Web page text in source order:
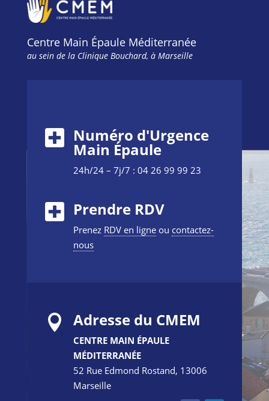
Centre Main Épaule Méditerranée
au sein de la Clinique Bouchard, à Marseille
Numéro d'Urgence
Main Épaule
24h/24 – 7j/7 : 04 26 99 99 23
Prendre RDV
Prenez RDV en ligneou contactez-
nous
 Adresse du CMEM
CENTRE MAIN ÉPAULE
MÉDITERRANÉE
52 Rue Edmond Rostand, 13006
Marseille